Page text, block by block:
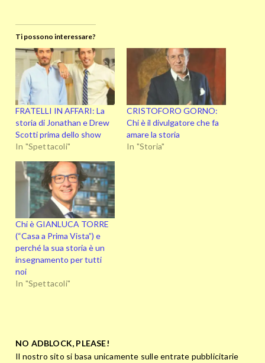
Ti possono interessare?
FRATELLI IN AFFARI: La
storia di Jonathan e Drew
Scotti prima dello show
In "Spettacoli"
CRISTOFORO GORNO:
Chi è il divulgatore che fa
amare la storia
In "Storia"
Chi è GIANLUCA TORRE
(“Casa a Prima Vista”) e
perché la sua storia è un
insegnamento per tutti
noi
In "Spettacoli"
NO ADBLOCK, PLEASE!
Il nostro sito si basa unicamente sulle entrate pubblicitarie